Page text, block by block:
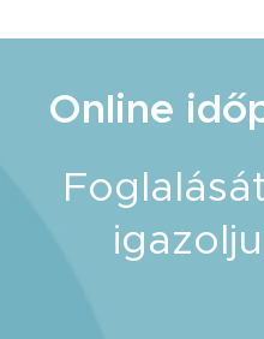
Online